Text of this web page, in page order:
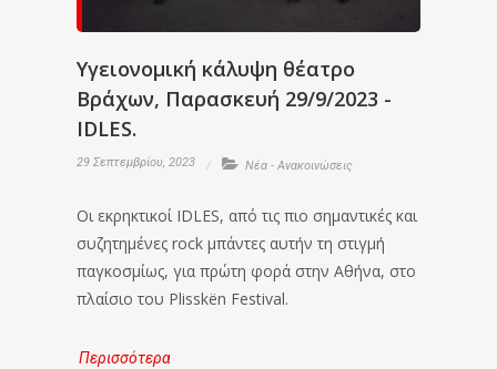
Υγειονομική κάλυψη θέατρο
Βράχων, Παρασκευή 29/9/2023 -
IDLES.
29 Σεπτεμβρίου, 2023 Νέα - Ανακοινώσεις
Οι εκρηκτικοί IDLES, από τις πιο σημαντικές και
συζητημένες rock μπάντες αυτήν τη στιγμή
παγκοσμίως, για πρώτη φορά στην Αθήνα, στο
πλαίσιο του Plisskën Festival.
Περισσότερα